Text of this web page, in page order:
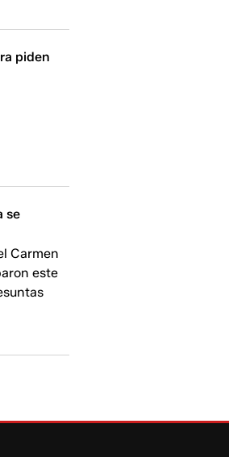
piden
se
Carmen
este